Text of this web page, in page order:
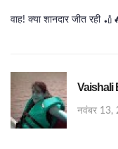
वाह! क्या शानदार जीत रही
Vaishali
नवंबर 13,